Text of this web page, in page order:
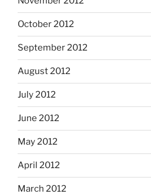
October 2012
September 2012
August 2012
July 2012
June 2012
May 2012
April 2012
March 2012